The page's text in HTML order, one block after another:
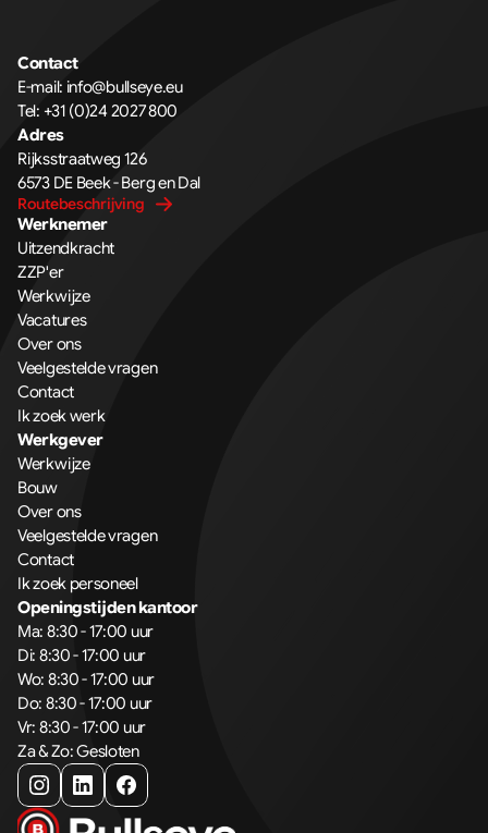
Contact
E-mail: info@bullseye.eu
Tel: +31 (0)24 2027 800
Adres
Rijksstraatweg 126
6573 DE Beek - Berg en Dal
Routebeschrijving
Werknemer
Uitzendkracht
ZZP'er
Werkwijze
Vacatures
Over ons
Veelgestelde vragen
Contact
Ik zoek werk
Werkgever
Werkwijze
Bouw
Over ons
Veelgestelde vragen
Contact
Ik zoek personeel
Openingstijden kantoor
Ma: 8:30 - 17:00 uur
Di: 8:30 - 17:00 uur
Wo: 8:30 - 17:00 uur
Do: 8:30 - 17:00 uur
Vr: 8:30 - 17:00 uur
Za & Zo: Gesloten